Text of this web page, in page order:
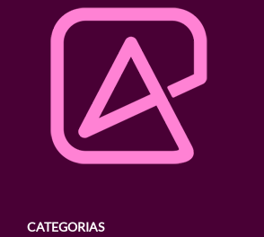
CATEGORIAS